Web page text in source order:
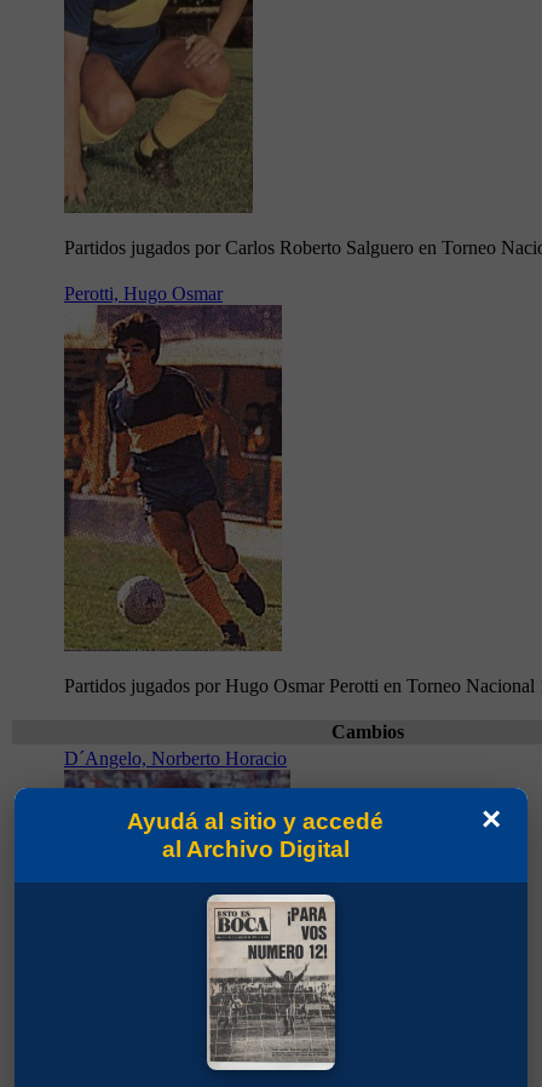
Partidos jugados por Carlos Roberto Salguero en Torneo
Perotti, Hugo Osmar
Partidos jugados por Hugo Osmar Perotti en Torneo Nacional
Cambios
D´Angelo, Norberto Horacio
×
Ayudá al sitio y accedé
al Archivo Digital